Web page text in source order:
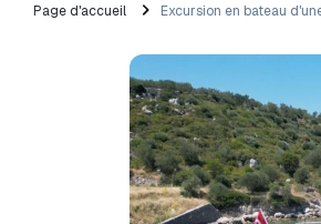
Page d'accueil Excursion en bateau